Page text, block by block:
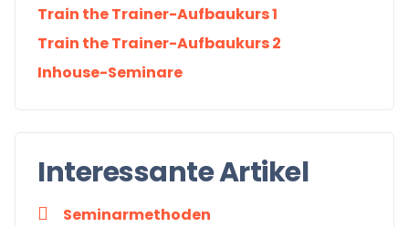
Train the Trainer-Aufbaukurs 1
Train the Trainer-Aufbaukurs 2
Inhouse-Seminare
Interessante Artikel
Seminarmethoden